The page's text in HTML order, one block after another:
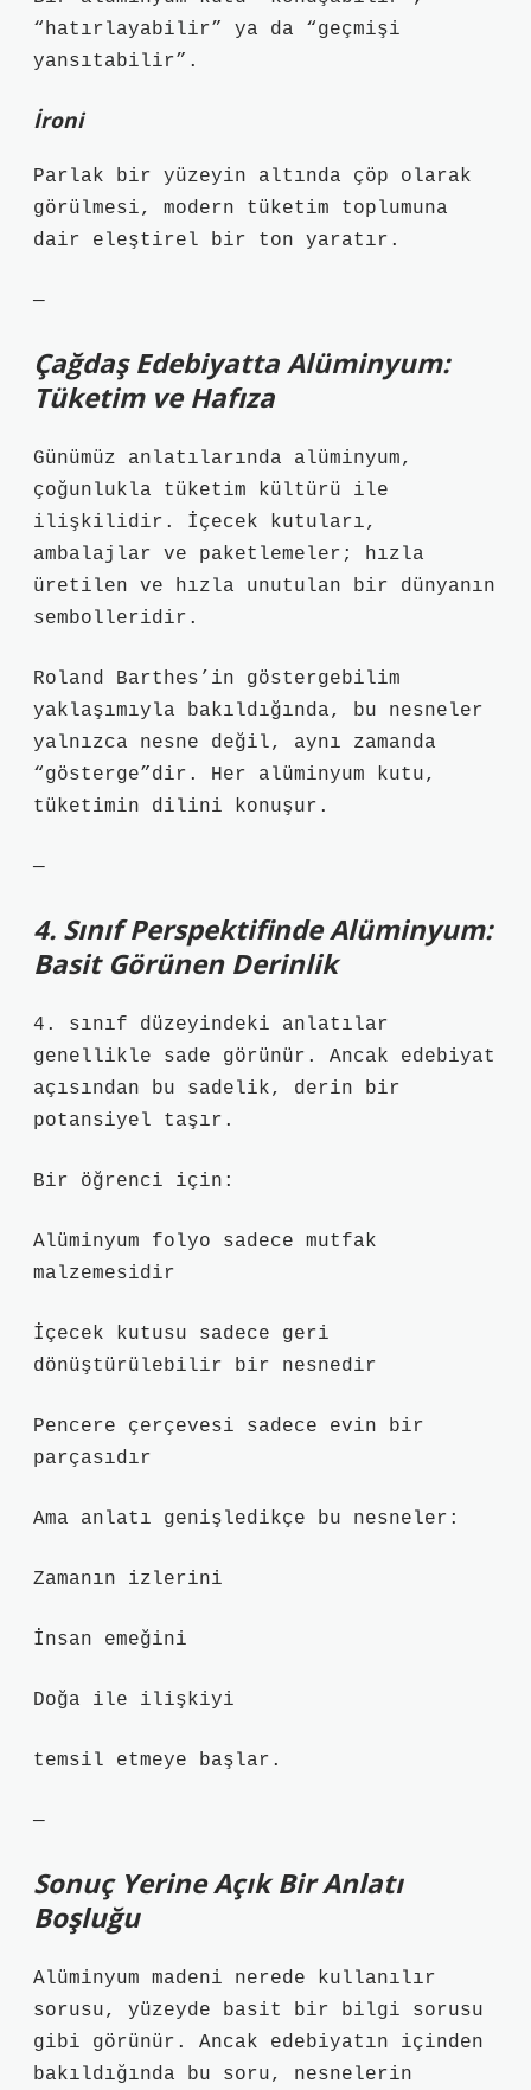
“hatırlayabilir” ya da “geçmişi
yansıtabilir”.
İroni
Parlak bir yüzeyin altında çöp olarak
görülmesi, modern tüketim toplumuna
dair eleştirel bir ton yaratır.
—
Çağdaş Edebiyatta Alüminyum:
Tüketim ve Hafıza
Günümüz anlatılarında alüminyum,
çoğunlukla tüketim kültürü ile
ilişkilidir. İçecek kutuları,
ambalajlar ve paketlemeler; hızla
üretilen ve hızla unutulan bir dünyanın
sembolleridir.
Roland Barthes’in göstergebilim
yaklaşımıyla bakıldığında, bu nesneler
yalnızca nesne değil, aynı zamanda
“gösterge”dir. Her alüminyum kutu,
tüketimin dilini konuşur.
—
4. Sınıf Perspektifinde Alüminyum:
Basit Görünen Derinlik
4. sınıf düzeyindeki anlatılar
genellikle sade görünür. Ancak edebiyat
açısından bu sadelik, derin bir
potansiyel taşır.
Bir öğrenci için:
Alüminyum folyo sadece mutfak
malzemesidir
İçecek kutusu sadece geri
dönüştürülebilir bir nesnedir
Pencere çerçevesi sadece evin bir
parçasıdır
Ama anlatı genişledikçe bu nesneler:
Zamanın izlerini
İnsan emeğini
Doğa ile ilişkiyi
temsil etmeye başlar.
—
Sonuç Yerine Açık Bir Anlatı
Boşluğu
Alüminyum madeni nerede kullanılır
sorusu, yüzeyde basit bir bilgi sorusu
gibi görünür. Ancak edebiyatın içinden
bakıldığında bu soru, nesnelerin